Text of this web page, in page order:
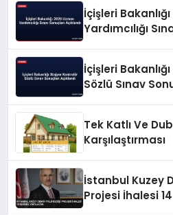
İçişleri
Yardımcılığı
İçişleri
Sözlü Sınav
Tek Katlı Ve
Karşılaştırması
İstanbul Kuzey
Projesi İhalesi